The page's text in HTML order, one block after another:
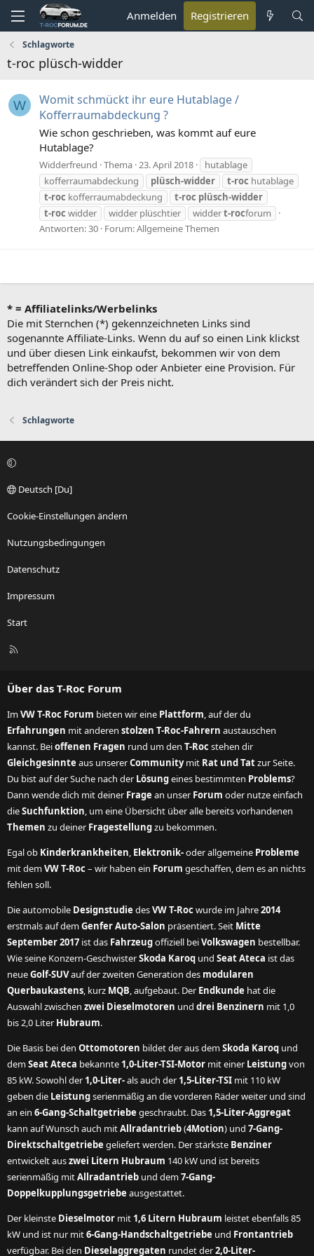
Anmelden Registrieren
Schlagworte
t-roc plüsch-widder
W
Womit schmückt ihr eure Hutablage /
Kofferraumabdeckung ?
Wie schon geschrieben, was kommt auf eure
Hutablage?
Widderfreund Thema 23. April 2018
hutablage
kofferraumabdeckung
plüsch-widder t-roc hutablage
t-roc kofferraumabdeckung t-roc plüsch-widder
t-roc widder widder plüschtier widdert-rocforum
Antworten: 30 Forum:Allgemeine Themen
* = Affiliatelinks/Werbelinks
Die mit Sternchen (*) gekennzeichneten Links sind
sogenannte Affiliate-Links. Wenn du auf so einen Link klickst
und über diesen Link einkaufst, bekommen wir von dem
betreffenden Online-Shop oder Anbieter eine Provision. Für
dich verändert sich der Preis nicht.
Schlagworte
Deutsch [Du]
Cookie-Einstellungen ändern
Nutzungsbedingungen
Datenschutz
Impressum
Start
R
Über das T-Roc Forum
ImVW T-Roc Forum bieten wir eine Plattform, auf der du
Erfahrungen mit anderen stolzen T-Roc-Fahrern austauschen
kannst. Beioffenen Fragen rund um den T-Rocstehen dir
Gleichgesinnte aus unsererCommunitymit Rat und Tatzur Seite.
Du bist auf der Suche nach der Lösungeines bestimmten Problems?
Dann wende dich mit deiner Frage an unser Forum oder nutze einfach
dieSuchfunktion, um eine Übersicht über alle bereits vorhandenen
Themen zu deiner Fragestellungzu bekommen.
Egal ob Kinderkrankheiten, Elektronik-oder allgemeine Probleme
mit demVW T-Roc– wir haben ein Forum geschaffen, dem es an nichts
fehlen soll.
Die automobile Designstudie desVW T-Rocwurde im Jahre2014
erstmals auf demGenfer Auto-Salon präsentiert. Seit Mitte
September 2017 ist das Fahrzeugoffiziell beiVolkswagen bestellbar.
Wie seine Konzern-GeschwisterSkoda Karoq und Seat Ateca ist das
neueGolf-SUVauf der zweiten Generation des modularen
Querbaukastens, kurz MQB, aufgebaut. Der Endkunde hat die
Auswahl zwischen zwei Dieselmotoren und drei Benzinern mit 1,0
bis 2,0 Liter Hubraum.
Die Basis bei den Ottomotoren bildet der aus demSkoda Karoq und
demSeat Ateca bekannte 1,0-Liter-TSI-Motor mit einer Leistungvon
85 kW. Sowohl der 1,0-Liter-als auch der 1,5-Liter-TSI mit 110 kW
geben die Leistungserienmäßig an die vorderen Räder weiter und sind
an ein 6-Gang-Schaltgetriebe geschraubt. Das 1,5-Liter-Aggregat
kann auf Wunsch auch mitAllradantrieb(4Motion) und 7-Gang-
Direktschaltgetriebe geliefert werden. Der stärkste Benziner
entwickelt auszwei Litern Hubraum 140 kW und ist bereits
serienmäßig mitAllradantrieb und dem7-Gang-
Doppelkupplungsgetriebe ausgestattet.
Der kleinste Dieselmotor mit 1,6 Litern Hubraum leistet ebenfalls 85
kW und ist nur mit6-Gang-Handschaltgetriebe und Frontantrieb
verfügbar. Bei den Dieselaggregaten rundet der2,0-Liter-